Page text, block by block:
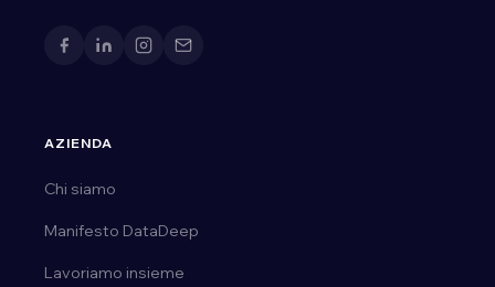
AZIENDA
Chi siamo
Manifesto DataDeep
Lavoriamo insieme